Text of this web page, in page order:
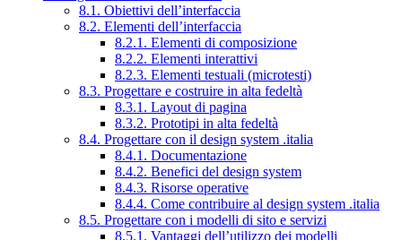
8.1. Obiettivi dell’interfaccia
8.2. Elementi dell’interfaccia
8.2.1. Elementi di composizione
8.2.2. Elementi interattivi
8.2.3. Elementi testuali (microtesti)
8.3. Progettare e costruire in alta fedeltà
8.3.1. Layout di pagina
8.3.2. Prototipi in alta fedeltà
8.4. Progettare con il design system .italia
8.4.1. Documentazione
8.4.2. Benefici del design system
8.4.3. Risorse operative
8.4.4. Come contribuire al design system .italia
8.5. Progettare con i modelli di sito e servizi
8.5.1. Vantaggi dell’utilizzo dei modelli